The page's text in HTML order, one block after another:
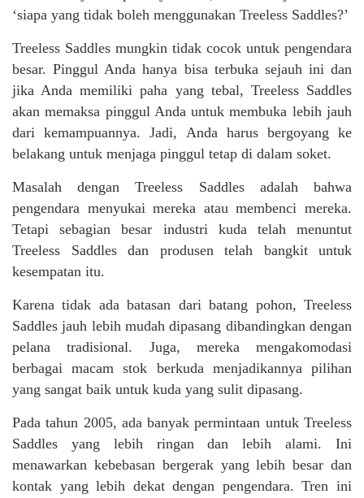
‘siapa yang tidak boleh menggunakan Treeless Saddles?’
Treeless Saddles mungkin tidak cocok untuk pengendara
besar. Pinggul Anda hanya bisa terbuka sejauh ini dan
jika Anda memiliki paha yang tebal, Treeless Saddles
akan memaksa pinggul Anda untuk membuka lebih jauh
dari kemampuannya. Jadi, Anda harus bergoyang ke
belakang untuk menjaga pinggul tetap di dalam soket.
Masalah dengan Treeless Saddles adalah bahwa
pengendara menyukai mereka atau membenci mereka.
Tetapi sebagian besar industri kuda telah menuntut
Treeless Saddles dan produsen telah bangkit untuk
kesempatan itu.
Karena tidak ada batasan dari batang pohon, Treeless
Saddles jauh lebih mudah dipasang dibandingkan dengan
pelana tradisional. Juga, mereka mengakomodasi
berbagai macam stok berkuda menjadikannya pilihan
yang sangat baik untuk kuda yang sulit dipasang.
Pada tahun 2005, ada banyak permintaan untuk Treeless
Saddles yang lebih ringan dan lebih alami. Ini
menawarkan kebebasan bergerak yang lebih besar dan
kontak yang lebih dekat dengan pengendara. Tren ini